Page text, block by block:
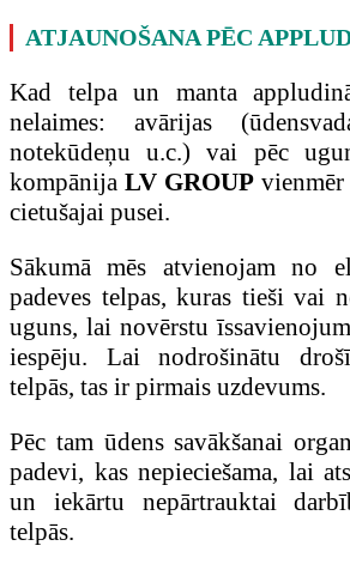
ATJAUNOŠANA PĒC
Kad telpa un manta
nelaimes: avārijas
notekūdeņu u.c.) vai pēc
kompānija LV GROUP
cietušajai pusei.
Sākumā mēs atvienojam no
padeves telpas, kuras tieši vai
uguns, lai novērstu
iespēju. Lai nodrošinātu
telpās, tas ir pirmais uzdevums.
Pēc tam ūdens savākšanai
padevi, kas nepieciešama, lai
un iekārtu nepārtrauktai
telpās.